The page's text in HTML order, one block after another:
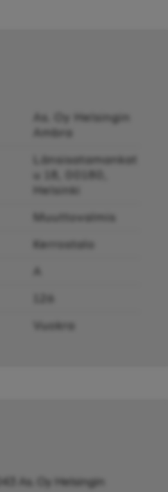
As. Oy Helsingin
Ambra
Länsisatamankat
u 18, 00180,
Helsinki
Muuttovalmis
Kerrostalo
A
126
Vuokra
As. Oy Helsingin